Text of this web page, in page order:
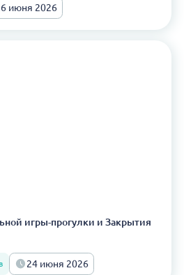
июня 2026
игры-прогулки и Закрытия
24 июня 2026